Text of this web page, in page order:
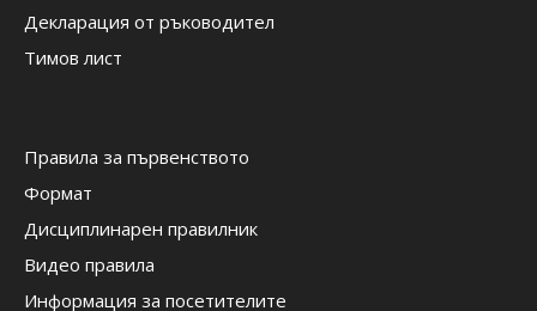
Декларация от ръководител
Тимов лист
Правила за първенството
Формат
Дисциплинарен правилник
Видео правила
Информация за посетителите